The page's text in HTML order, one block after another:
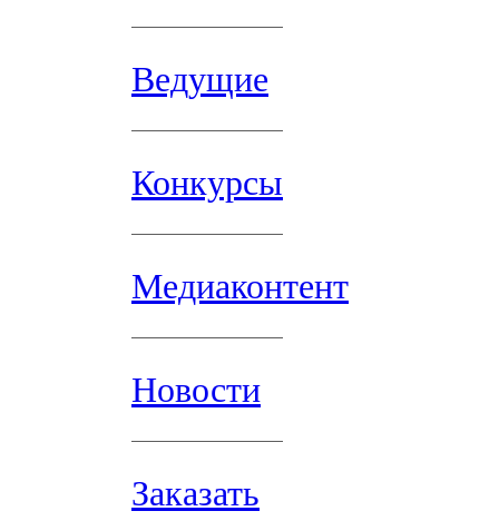
Ведущие
Конкурсы
Медиаконтент
Новости
Заказать